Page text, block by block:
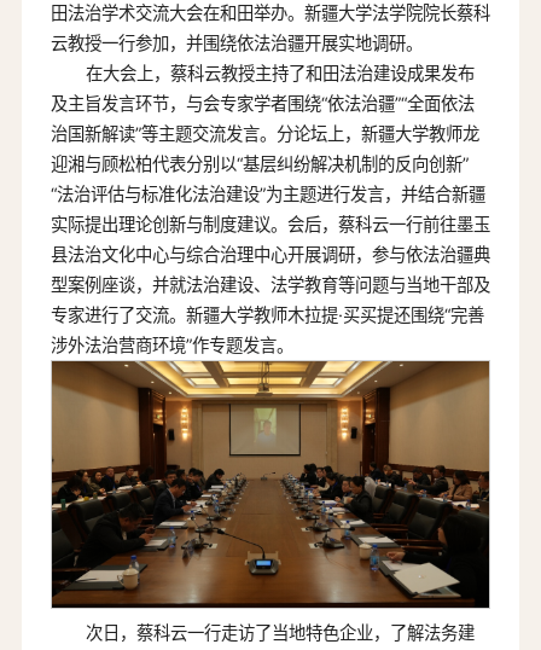
田法治学术交流大会在和田举办。新疆大学法学院院长蔡科
云教授一行参加，并围绕依法治疆开展实地调研。
在大会上，蔡科云教授主持了和田法治建设成果发布
及主旨发言环节，与会专家学者围绕“依法治疆”“全面依法
治国新解读”等主题交流发言。分论坛上，新疆大学教师龙
迎湘与顾松柏代表分别以“基层纠纷解决机制的反向创新”
“法治评估与标准化法治建设”为主题进行发言，并结合新疆
实际提出理论创新与制度建议。会后，蔡科云一行前往墨玉
县法治文化中心与综合治理中心开展调研，参与依法治疆典
型案例座谈，并就法治建设、法学教育等问题与当地干部及
专家进行了交流。新疆大学教师木拉提·买买提还围绕“完善
涉外法治营商环境”作专题发言。
次日，蔡科云一行走访了当地特色企业，了解法务建